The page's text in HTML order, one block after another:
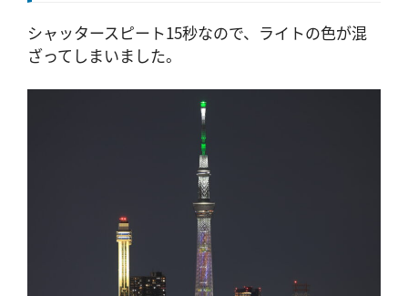
シャッタースピート15秒なので、ライトの色が混
ざってしまいました。